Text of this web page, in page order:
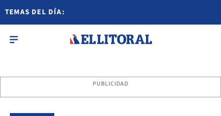
TEMAS DEL DÍA:
PUBLICIDAD